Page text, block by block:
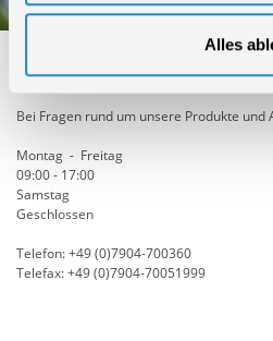
Alles
Technischer Service
Bei Fragen rund um unsere Produkte und
Montag - Freitag
09:00 - 17:00
Samstag
Geschlossen
Telefon: +49 (0)7904-700360
Telefax: +49 (0)7904-70051999